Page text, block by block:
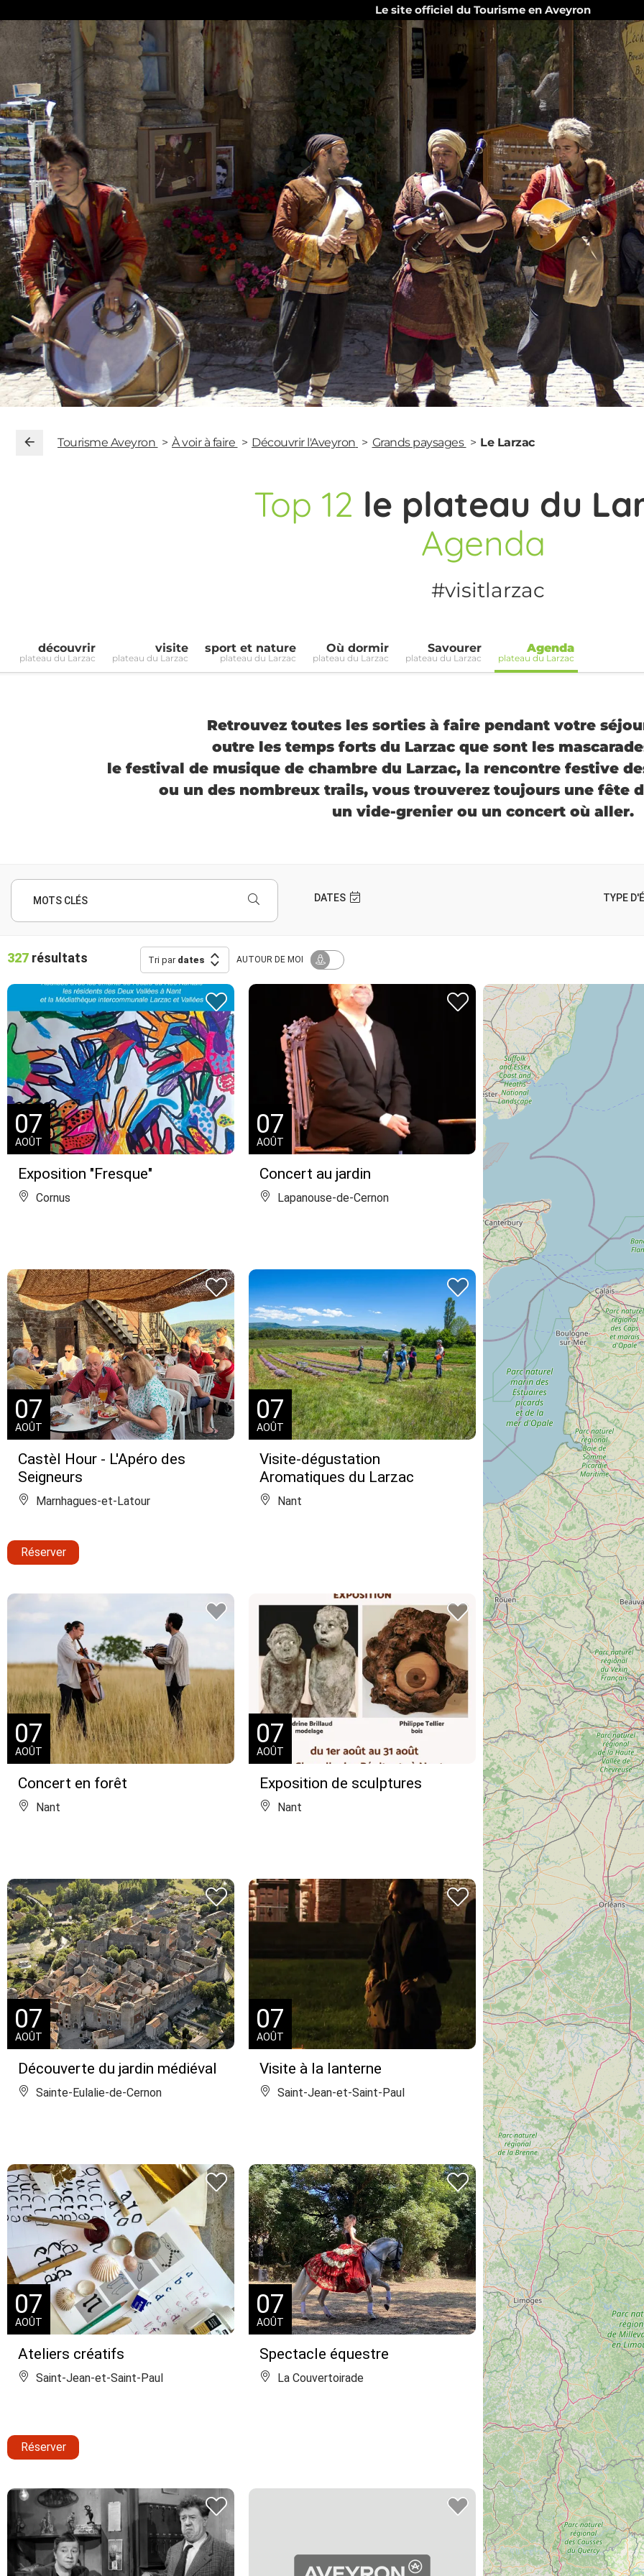
Le site officiel du Tourisme en Aveyron
Tourisme Aveyron À voir à faire Découvrir l'Aveyron Grands paysages Le Larzac
Top 12 le plateau du
Agenda
#visitlarzac
découvrir
plateau du Larzac
visite
plateau du Larzac
sport et nature
plateau du Larzac
Où dormir
plateau du Larzac
Savourer
plateau du Larzac
Agenda
plateau du Larzac
Retrouvez toutes les sorties à faire pendant votre
outre les temps forts du Larzac que sont les
le festival de musique de chambre du Larzac, la rencontre festive
ou un des nombreux trails, vous trouverez toujours une fête
un vide-grenier ou un concert où aller.
MOTS CLÉS DATES TYPE
327 résultats Tri par dates AUTOUR DE MOI
Exposition "Fresque"
07
AOÛT
Cornus
Concert au jardin
07
AOÛT
Lapanouse-de-Cernon
Castèl Hour - L'Apéro des
Seigneurs
07
AOÛT
Marnhagues-et-Latour
Réserver
Visite-dégustation
Aromatiques du Larzac
07
AOÛT
Nant
Concert en forêt
07
AOÛT
Nant
Exposition de sculptures
07
AOÛT
Nant
Découverte du jardin médiéval
07
AOÛT
Sainte-Eulalie-de-Cernon
Visite à la lanterne
07
AOÛT
Saint-Jean-et-Saint-Paul
Ateliers créatifs
07
AOÛT
Saint-Jean-et-Saint-Paul
Réserver
Spectacle équestre
07
AOÛT
La Couvertoirade